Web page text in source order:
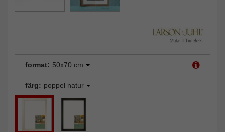
format: 50x70 cm
färg: poppel natur